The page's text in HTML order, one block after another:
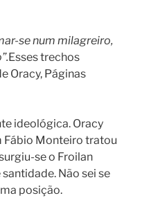
se num milagreiro,
Esses trechos
Oracy, Páginas
ideológica. Oracy
Fábio Monteiro tratou
se o Froilan
Não sei se
posição.